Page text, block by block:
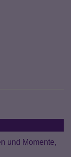
und Momente,